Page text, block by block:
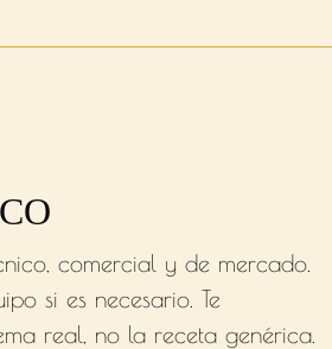
comercial y de mercado.
si es necesario. Te
real, no la receta genérica.